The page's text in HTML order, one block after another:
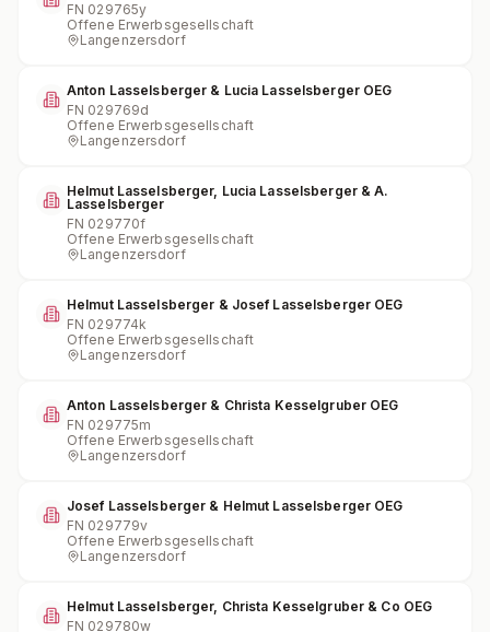
FN 029765y
Offene Erwerbsgesellschaft
Langenzersdorf
Anton Lasselsberger & Lucia Lasselsberger OEG
FN 029769d
Offene Erwerbsgesellschaft
Langenzersdorf
Helmut Lasselsberger, Lucia Lasselsberger & A.
Lasselsberger
FN 029770f
Offene Erwerbsgesellschaft
Langenzersdorf
Helmut Lasselsberger & Josef Lasselsberger OEG
FN 029774k
Offene Erwerbsgesellschaft
Langenzersdorf
Anton Lasselsberger & Christa Kesselgruber OEG
FN 029775m
Offene Erwerbsgesellschaft
Langenzersdorf
Josef Lasselsberger & Helmut Lasselsberger OEG
FN 029779v
Offene Erwerbsgesellschaft
Langenzersdorf
Helmut Lasselsberger, Christa Kesselgruber & Co OEG
FN 029780w